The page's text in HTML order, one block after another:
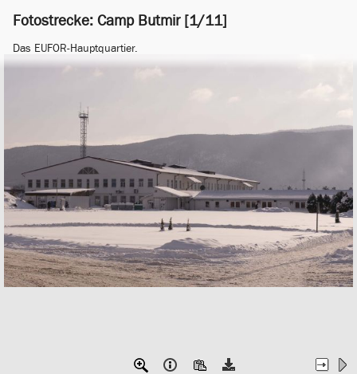
Fotostrecke: Camp Butmir [1/11]
Das EUFOR-Hauptquartier.